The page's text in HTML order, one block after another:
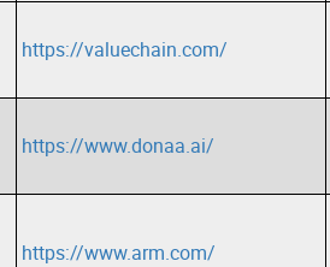
https://valuechain.com/
https://www.donaa.ai/
https://www.arm.com/